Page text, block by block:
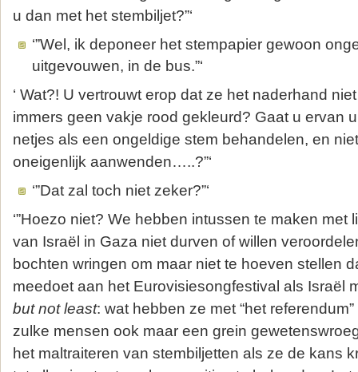
u dan met het stembiljet?”‘
‘”Wel, ik deponeer het stempapier gewoon
uitgevouwen, in de bus.”‘
‘ Wat?! U vertrouwt erop dat ze het naderhand
immers geen vakje rood gekleurd? Gaat u ervan
netjes als een ongeldige stem behandelen, en
oneigenlijk aanwenden…..?”‘
‘”Dat zal toch niet zeker?”‘
‘”Hoezo niet? We hebben intussen te maken met
van Israël in Gaza niet durven of willen
bochten wringen om maar niet te hoeven stellen
meedoet aan het Eurovisiesongfestival als
but not least: wat hebben ze met “het
zulke mensen ook maar een grein
het maltraiteren van stembiljetten als ze de kans